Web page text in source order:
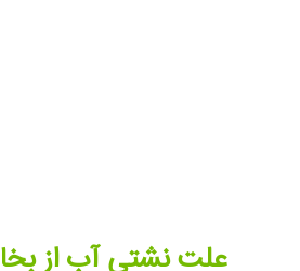
علت نشتی آب از